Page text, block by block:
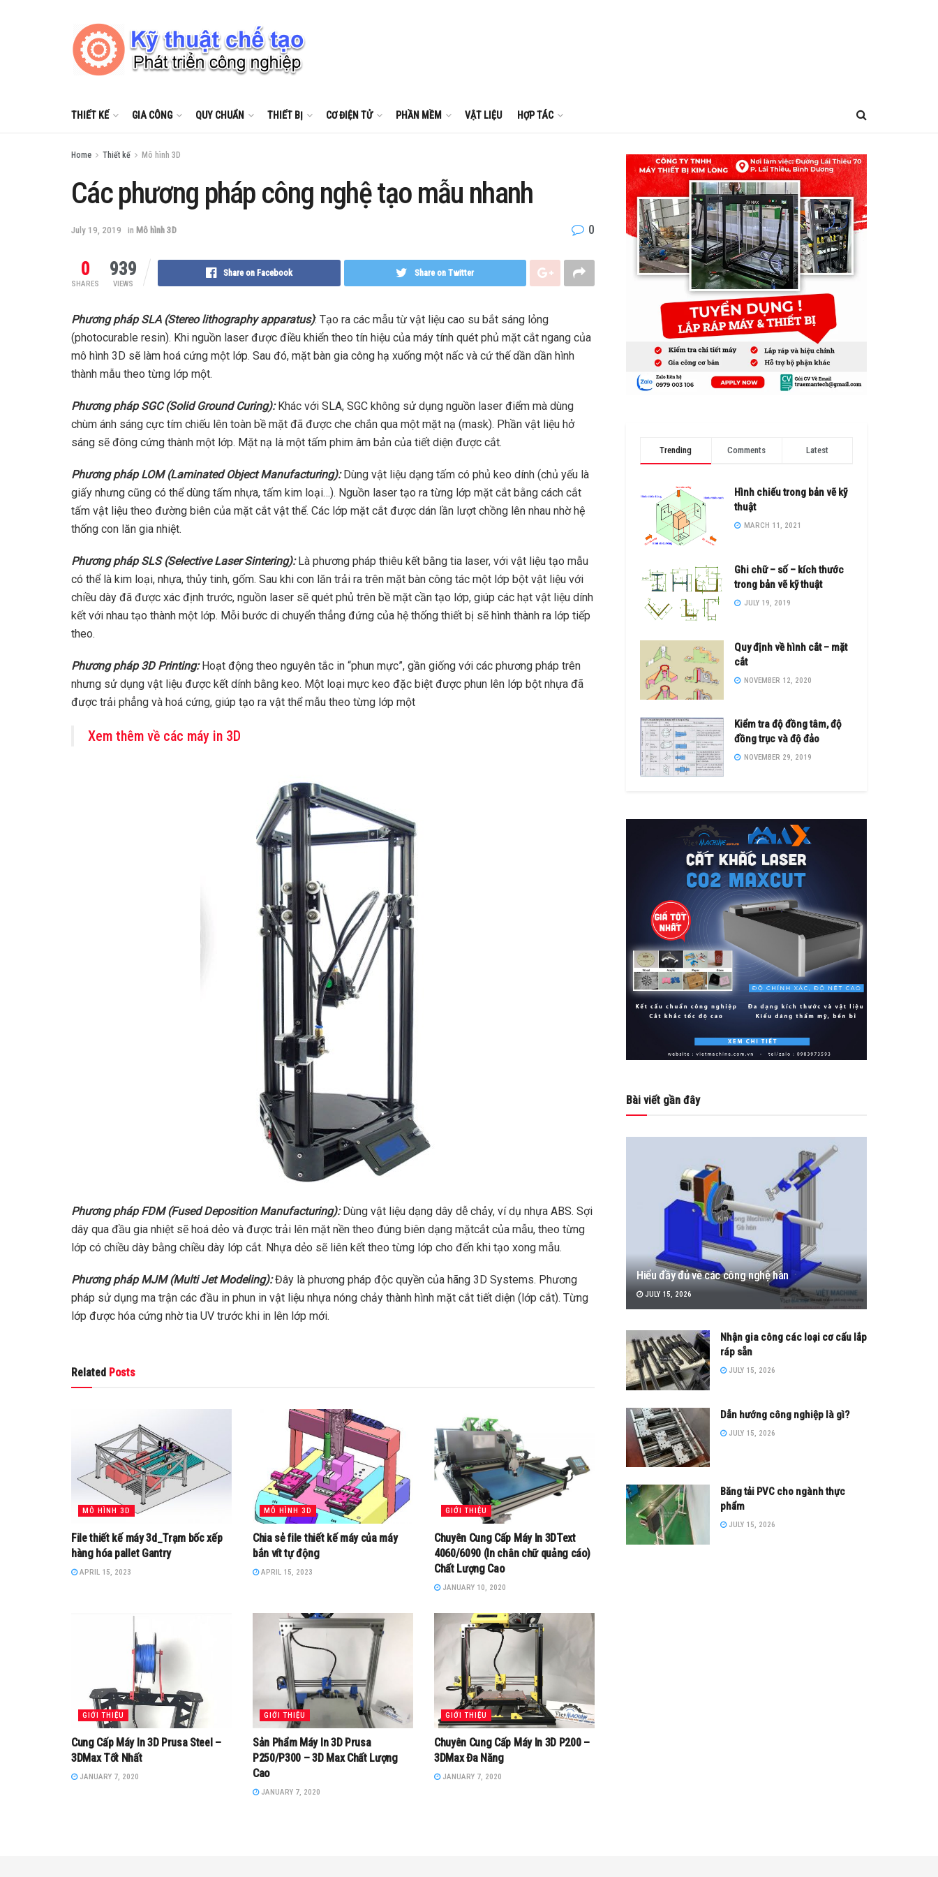
THIẾT KẾ GIA CÔNG QUY CHUẨN THIẾT BỊ CƠ ĐIỆN TỬ PHẦN MỀM VẬT LIỆU HỢP TÁC
Home Thiết kế Mô hình 3D
Các phương pháp công nghệ tạo mẫu nhanh
July 19, 2019 in Mô hình 3D 0
0
SHARES
939
VIEWS
Share on Facebook Share on Twitter
Phương pháp SLA (Stereo lithography apparatus): Tạo ra các mẫu từ vật liệu cao su bắt sáng lỏng
(photocurable resin). Khi nguồn laser được điều khiển theo tín hiệu của máy tính quét phủ mặt cắt ngang của
mô hình 3D sẽ làm hoá cứng một lớp. Sau đó, mặt bàn gia công hạ xuống một nấc và cứ thế dần dần hình
thành mẫu theo từng lớp một.
Phương pháp SGC (Solid Ground Curing):Khác với SLA, SGC không sử dụng nguồn laser điểm mà dùng
chùm ánh sáng cực tím chiếu lên toàn bề mặt đã được che chắn qua một mặt nạ (mask). Phần vật liệu hở
sáng sẽ đông cứng thành một lớp. Mặt nạ là một tấm phim âm bản của tiết diện được cắt.
Phương pháp LOM (Laminated Object Manufacturing):Dùng vật liệu dạng tấm có phủ keo dính (chủ yếu là
giấy nhưng cũng có thể dùng tấm nhựa, tấm kim loại…). Nguồn laser tạo ra từng lớp mặt cắt bằng cách cắt
tấm vật liệu theo đường biên của mặt cắt vật thể. Các lớp mặt cắt được dán lần lượt chồng lên nhau nhờ hệ
thống con lăn gia nhiệt.
Phương pháp SLS (Selective Laser Sintering):Là phương pháp thiêu kết bằng tia laser, với vật liệu tạo mẫu
có thể là kim loại, nhựa, thủy tinh, gốm. Sau khi con lăn trải ra trên mặt bàn công tác một lớp bột vật liệu với
chiều dày đã được xác định trước, nguồn laser sẽ quét phủ trên bề mặt cần tạo lớp, giúp các hạt vật liệu dính
kết với nhau tạo thành một lớp. Mỗi bước di chuyển thẳng đứng của hệ thống thiết bị sẽ hình thành ra lớp tiếp
theo.
Phương pháp 3D Printing:Hoạt động theo nguyên tắc in “phun mực”, gần giống với các phương pháp trên
nhưng sử dụng vật liệu được kết dính bằng keo. Một loại mực keo đặc biệt được phun lên lớp bột nhựa đã
được trải phẳng và hoá cứng, giúp tạo ra vật thể mẫu theo từng lớp một
Xem thêm về các máy in 3D
Phương pháp FDM (Fused Deposition Manufacturing):Dùng vật liệu dạng dây dễ chảy, ví dụ nhựa ABS. Sợi
dây qua đầu gia nhiệt sẽ hoá dẻo và được trải lên mặt nền theo đúng biên dạng mặtcắt của mẫu, theo từng
lớp có chiều dày bằng chiều dày lớp cắt. Nhựa dẻo sẽ liên kết theo từng lớp cho đến khi tạo xong mẫu.
Phương pháp MJM (Multi Jet Modeling):Đây là phương pháp độc quyền của hãng 3D Systems. Phương
pháp sử dụng ma trận các đầu in phun in vật liệu nhựa nóng chảy thành hình mặt cắt tiết diện (lớp cắt). Từng
lớp được hóa cứng nhờ tia UV trước khi in lên lớp mới.
Related Posts
MÔ HÌNH 3D
File thiết kế máy 3d_Trạm bốc xếp
hàng hóa pallet Gantry
APRIL 15, 2023
MÔ HÌNH 3D
Chia sẻ file thiết kế máy của máy
bắn vít tự động
APRIL 15, 2023
GIỚI THIỆU
Chuyên Cung Cấp Máy In 3DText
4060/6090 (In chân chữ quảng cáo)
Chất Lượng Cao
JANUARY 10, 2020
GIỚI THIỆU
Cung Cấp Máy In 3D Prusa Steel –
3DMax Tốt Nhất
JANUARY 7, 2020
GIỚI THIỆU
Sản Phẩm Máy In 3D Prusa
P250/P300 – 3D Max Chất Lượng
Cao
JANUARY 7, 2020
GIỚI THIỆU
Chuyên Cung Cấp Máy In 3D P200 –
3DMax Đa Năng
JANUARY 7, 2020
Trending Comments Latest
Hình chiếu trong bản vẽ kỹ
thuật
MARCH 11, 2021
Ghi chữ – số – kích thước
trong bản vẽ kỹ thuật
JULY 19, 2019
Quy định về hình cắt – mặt
cắt
NOVEMBER 12, 2020
Kiểm tra độ đồng tâm, độ
đồng trục và độ đảo
NOVEMBER 29, 2019
Bài viết gần đây
Hiểu đầy đủ về các công nghệ hàn
JULY 15, 2026
Nhận gia công các loại cơ cấu lắp
ráp sẵn
JULY 15, 2026
Dẫn hướng công nghiệp là gì?
JULY 15, 2026
Băng tải PVC cho ngành thực
phẩm
JULY 15, 2026